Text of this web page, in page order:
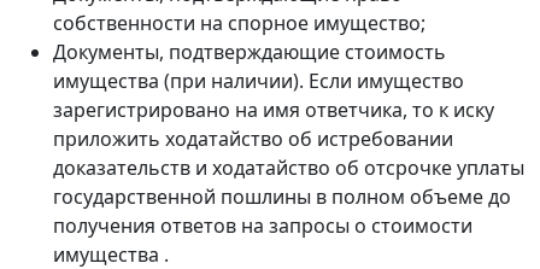
собственности на спорное имущество;
Документы, подтверждающие стоимость
имущества (при наличии). Если имущество
зарегистрировано на имя ответчика, то к иску
приложить ходатайство об истребовании
доказательств и ходатайство об отсрочке уплаты
государственной пошлины в полном объеме до
получения ответов на запросы о стоимости
имущества .